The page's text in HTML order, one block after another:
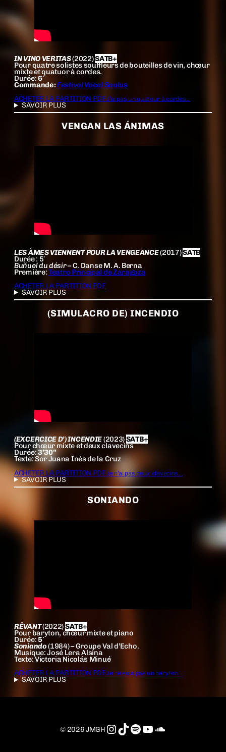
IN VINO VERITAS(2022)SATB+
Pour quatre solistes souffleurs de bouteilles de vin, chœur
mixte et quatuor à cordes.
Durée:6′
Commande:Festival Vocal Saulus
ACHETER LA PARTITION PDFJ’ai pas un quatour à cordes…
SAVOIR PLUS
VENGAN LAS ÁNIMAS
LES ÀMES VIENNENT POUR LA VENGEANCE(2017)SATB
Durée : 5′
Buñuel du désir– C. Danse M. A. Berna
Première:Teatro Principal de Zaragoza
ACHETER LA PARTITION PDF
SAVOIR PLUS
(SIMULACRO DE) INCENDIO
(EXCERCICE D’) INCENDIE(2023)SATB+
Pour chœur mixte et deux clavecins
Durée:3’30”
Texte: Sor Juana Inés de la Cruz
ACHETER LA PARTITION PDFJe n’ai pas deux clavecins…
SAVOIR PLUS
SONIANDO
RÊVANT(2022)SATB+
Pour baryton, chœur mixte et piano
Durée:5′
Soniando(1984) – Groupe Val d’Echo.
Musique: José Lera Alsina
Texte: Victoria Nicolás Minué
ACHETER LA PARTITION PDFJe ne suis pas un baryton…
SAVOIR PLUS
© 2026 JMGHInstagram
TikTok
Spotify
YouTube
SoundCloud